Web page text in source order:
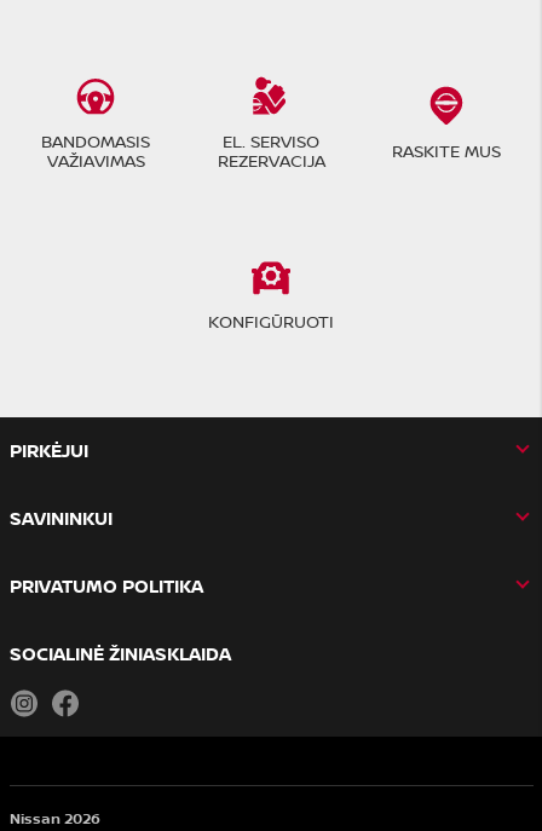
BANDOMASIS
VAŽIAVIMAS
EL. SERVISO
REZERVACIJA
RASKITE MUS
KONFIGŪRUOTI
PIRKĖJUI
SAVININKUI
PRIVATUMO POLITIKA
SOCIALINĖ ŽINIASKLAIDA
Instagram
Nissan 2026